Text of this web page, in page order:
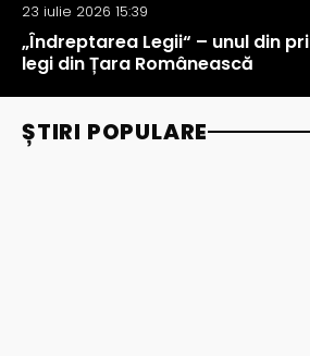
23 iulie 2026 15:39
„Îndreptarea Legii“ – unul din
legi din Țara Românească
ȘTIRI POPULARE